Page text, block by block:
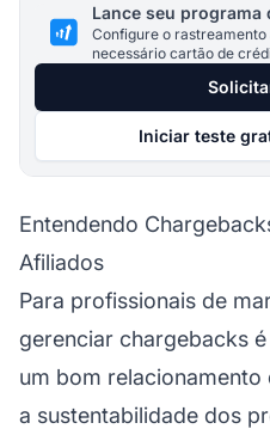
Lance seu programa
Configure o
necessário cartão de
Iniciar teste
Entendendo
Afiliados
Para profissionais de
gerenciar chargebacks
um bom
a sustentabilidade dos